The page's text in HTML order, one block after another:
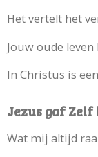
Het vertelt het
Jouw oude
In Christus is
Jezus gaf
Wat mij altijd